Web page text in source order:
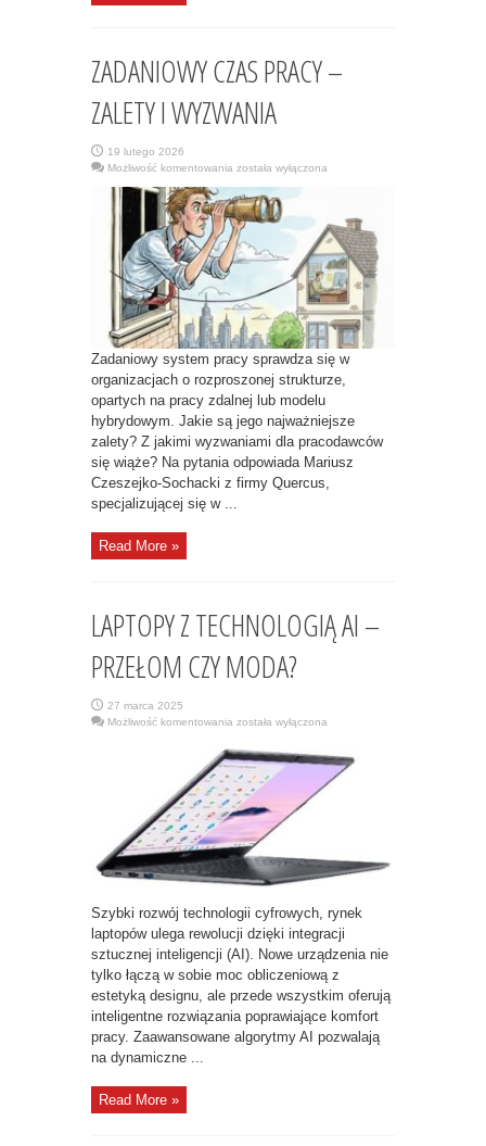
ZADANIOWY CZAS PRACY –
ZALETY I WYZWANIA
19 lutego 2026
Możliwość komentowania ZADANIOWY
PRACY
–
ZALETY
I
WYZWANIA
została wyłączona
Zadaniowy system pracy sprawdza się w
organizacjach o rozproszonej strukturze,
opartych na pracy zdalnej lub modelu
hybrydowym. Jakie są jego najważniejsze
zalety? Z jakimi wyzwaniami dla pracodawców
się wiąże? Na pytania odpowiada Mariusz
Czeszejko-Sochacki z firmy Quercus,
specjalizującej się w ...
Read More »
LAPTOPY Z TECHNOLOGIĄ AI –
PRZEŁOM CZY MODA?
27 marca 2025
Możliwość komentowania LAPTOPY
AI
–
PRZEŁOM
CZY
MODA?
została wyłączona
Szybki rozwój technologii cyfrowych, rynek
laptopów ulega rewolucji dzięki integracji
sztucznej inteligencji (AI). Nowe urządzenia nie
tylko łączą w sobie moc obliczeniową z
estetyką designu, ale przede wszystkim oferują
inteligentne rozwiązania poprawiające komfort
pracy. Zaawansowane algorytmy AI pozwalają
na dynamiczne ...
Read More »